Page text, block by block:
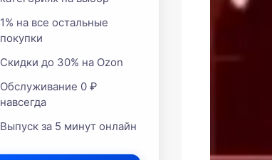
1% на все остальные
покупки
Скидки до 30% на Ozon
Обслуживание 0 ₽
навсегда
Выпуск за 5 минут онлайн